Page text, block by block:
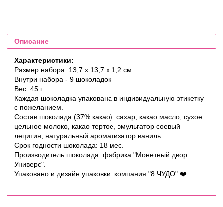
Описание
Характеристики:
Размер набора: 13,7 х 13,7 х 1,2 см.
Внутри набора - 9 шоколадок
Вес: 45 г.
Каждая шоколадка упакована в индивидуальную этикетку
с пожеланием.
Состав шоколада (37% какао): сахар, какао масло, сухое
цельное молоко, какао тертое, эмульгатор соевый
лецитин, натуральный ароматизатор ваниль.
Срок годности шоколада: 18 мес.
Производитель шоколада: фабрика "Монетный двор
Универс".
Упаковано и дизайн упаковки: компания "8 ЧУДО" ❤️